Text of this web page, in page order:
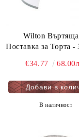
Wilton Въртяща
Поставка за Торта -
€34.77
В наличност